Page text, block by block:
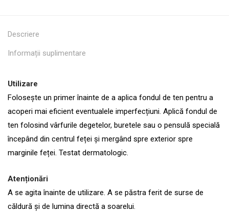
Descriere
Informații suplimentare
Utilizare
Folosește un primer înainte de a aplica fondul de ten pentru a
acoperi mai eficient eventualele imperfecțiuni. Aplică fondul de
ten folosind vârfurile degetelor, buretele sau o pensulă specială
începând din centrul feței și mergând spre exterior spre
marginile feței. Testat dermatologic.
Atenționări
A se agita înainte de utilizare. A se păstra ferit de surse de
căldură și de lumina directă a soarelui.